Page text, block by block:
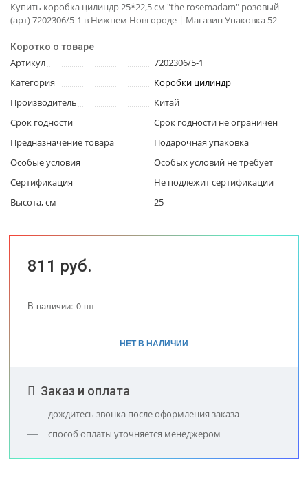
Купить коробка цилиндр 25*22,5 см "the rosemadam" розовый
(арт) 7202306/5-1 в Нижнем Новгороде | Магазин Упаковка 52
Коротко о товаре
Артикул
7202306/5-1
Категория
Коробки цилиндр
Производитель
Китай
Срок годности
Срок годности не ограничен
Предназначение товара
Подарочная упаковка
Особые условия
Особых условий не требует
Сертификация
Не подлежит сертификации
Высота, см
25
811 руб.
В наличии: 0 шт
НЕТ В НАЛИЧИИ
Заказ и оплата
дождитесь звонка после оформления заказа
способ оплаты уточняется менеджером